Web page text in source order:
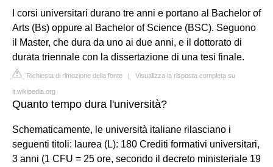
I corsi universitari durano tre anni e portano al Bachelor of
Arts (Bs) oppure al Bachelor of Science (BSC). Seguono
il Master, che dura da uno ai due anni, e il dottorato di
durata triennale con la dissertazione di una tesi finale.
Richiesta di rimozione della fonte | Visualizza la risposta completa su
it.wikipedia.org
Quanto tempo dura l'università?
Schematicamente, le università italiane rilasciano i
seguenti titoli: laurea (L): 180 Crediti formativi universitari,
3 anni (1 CFU = 25 ore, secondo il decreto ministeriale 19